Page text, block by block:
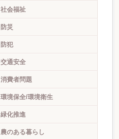
社会福祉
防災
防犯
交通安全
消費者問題
環境保全/環境衛生
緑化推進
農のある暮らし